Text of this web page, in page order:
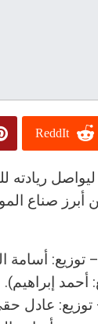
ReddIt
أبرز صناع
أسامة
إبراهيم).
عادل